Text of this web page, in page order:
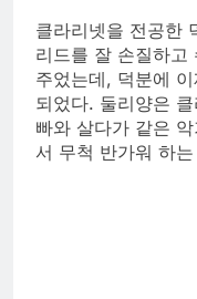
클라리넷을 전공한
리드를 잘 손질하고
주었는데, 덕분에
되었다. 둘리양은
빠와 살다가 같은
서 무척 반가워 하